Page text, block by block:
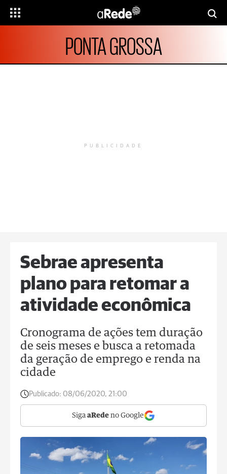
PONTA GROSSA
PUBLICIDADE
Sebrae apresenta
plano para retomar a
atividade econômica
Cronograma de ações tem duração
de seis meses e busca a retomada
da geração de emprego e renda na
cidade
Publicado: 08/06/2020, 21:00
Siga aRede no Google